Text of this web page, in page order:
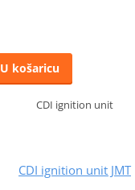
U košaricu
CDI ignition unit
CDI ignition unit JMT